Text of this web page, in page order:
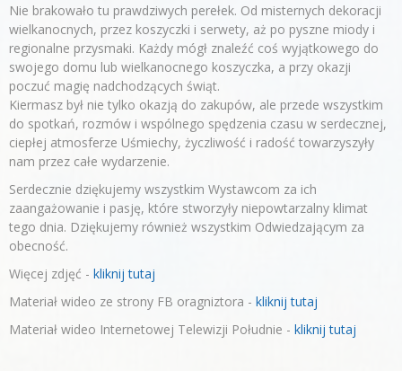
Nie brakowało tu prawdziwych perełek. Od misternych dekoracji
wielkanocnych, przez koszyczki i serwety, aż po pyszne miody i
regionalne przysmaki. Każdy mógł znaleźć coś wyjątkowego do
swojego domu lub wielkanocnego koszyczka, a przy okazji
poczuć magię nadchodzących świąt.
Kiermasz był nie tylko okazją do zakupów, ale przede wszystkim
do spotkań, rozmów i wspólnego spędzenia czasu w serdecznej,
ciepłej atmosferze Uśmiechy, życzliwość i radość towarzyszyły
nam przez całe wydarzenie.
Serdecznie dziękujemy wszystkim Wystawcom za ich
zaangażowanie i pasję, które stworzyły niepowtarzalny klimat
tego dnia. Dziękujemy również wszystkim Odwiedzającym za
obecność.
Więcej zdjęć - kliknij tutaj
Materiał wideo ze strony FB oragniztora - kliknij tutaj
Materiał wideo Internetowej Telewizji Południe - kliknij tutaj